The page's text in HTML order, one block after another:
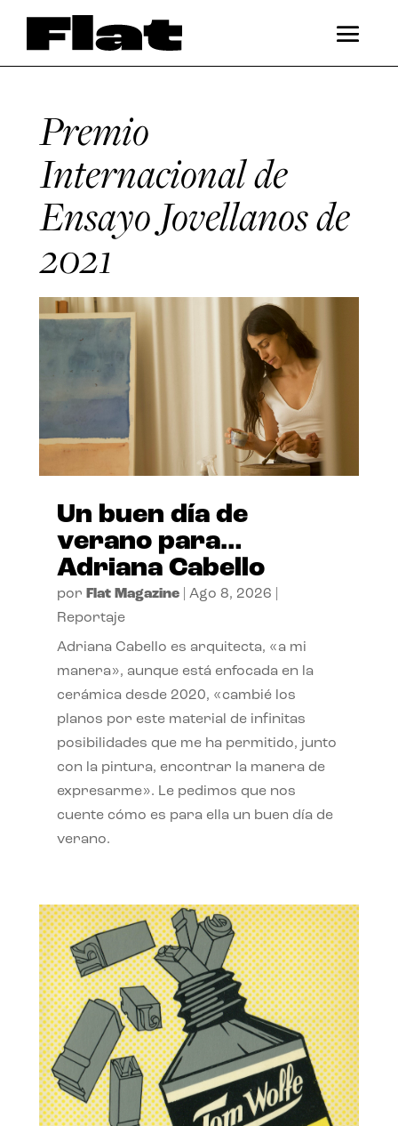
Premio
Internacional de
Ensayo Jovellanos de
2021
Un buen día de
verano para…
Adriana Cabello
por Flat Magazine| Ago 8, 2026
Reportaje
Adriana Cabello es arquitecta, «a mi
manera», aunque está enfocada en la
cerámica desde 2020, «cambié los
planos por este material de infinitas
posibilidades que me ha permitido, junto
con la pintura, encontrar la manera de
expresarme». Le pedimos que nos
cuente cómo es para ella un buen día de
verano.